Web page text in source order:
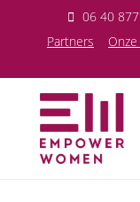
06 40
Partners